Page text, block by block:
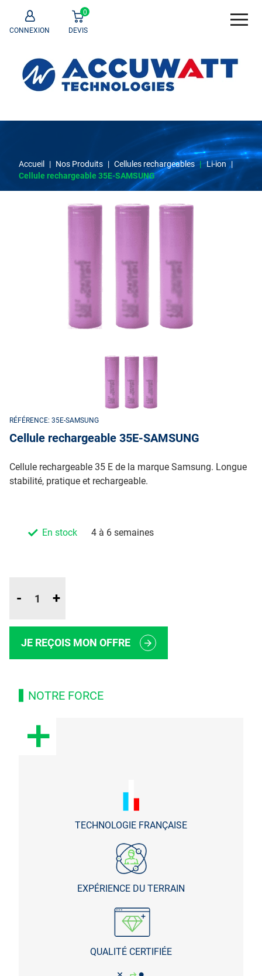
CONNEXION
0
DEVIS
Accueil | Nos Produits | Cellules rechargeables | Li-ion
|
Cellule rechargeable 35E-SAMSUNG
RÉFÉRENCE: 35E-SAMSUNG
Cellule rechargeable 35E-SAMSUNG
Cellule rechargeable 35 E de la marque Samsung. Longue
stabilité, pratique et rechargeable.
En stock 4 à 6 semaines
- +
JE REÇOIS MON OFFRE
NOTRE FORCE
TECHNOLOGIE FRANÇAISE
EXPÉRIENCE DU TERRAIN
QUALITÉ CERTIFIÉE